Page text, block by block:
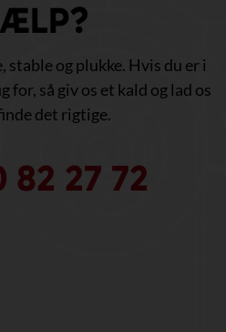
og plukke. Hvis du er i
for, så giv os et kald og lad os
det rigtige.
82 27 72